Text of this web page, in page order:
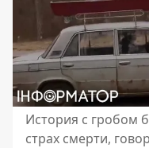
История с гробом
страх смерти,